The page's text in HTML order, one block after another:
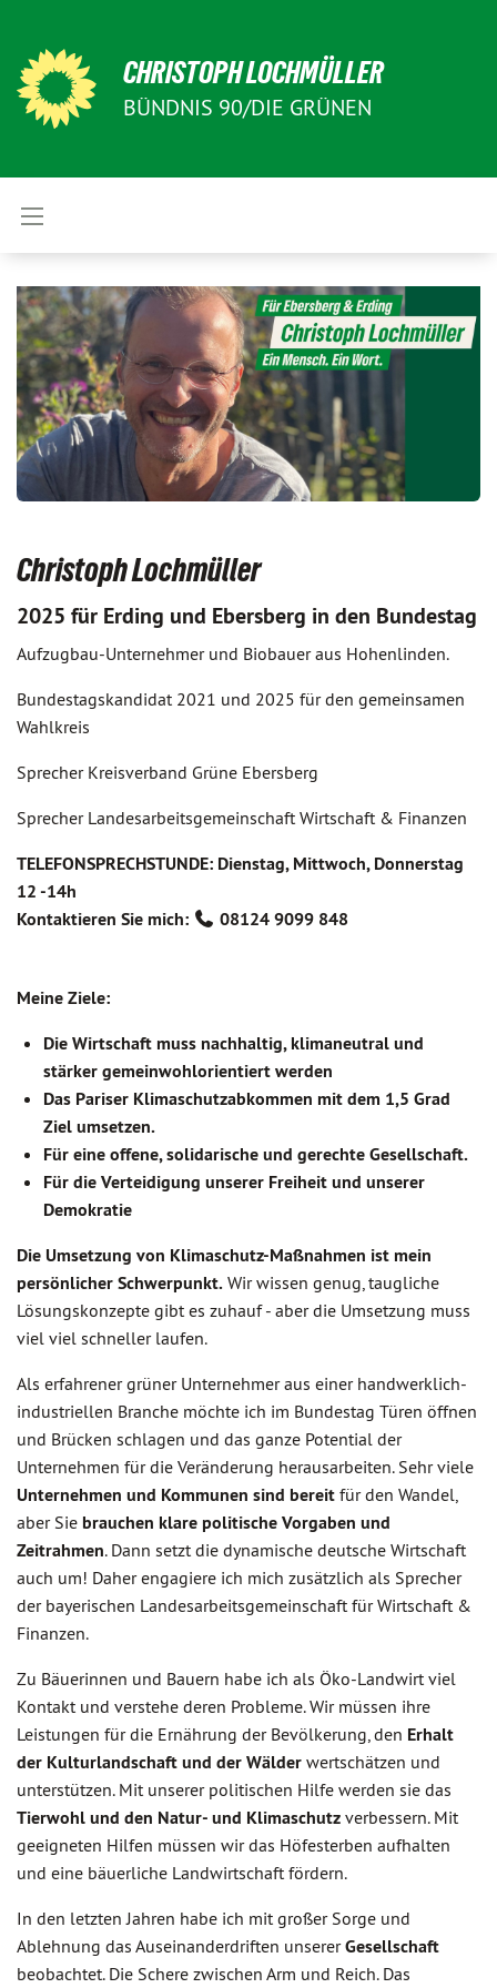
CHRISTOPH LOCHMÜLLER
BÜNDNIS 90/DIE GRÜNEN
Christoph Lochmüller
2025 für Erding und Ebersberg in den Bundestag
Aufzugbau-Unternehmer und Biobauer aus Hohenlinden.
Bundestagskandidat 2021 und 2025 für den gemeinsamen
Wahlkreis
Sprecher Kreisverband Grüne Ebersberg
Sprecher Landesarbeitsgemeinschaft Wirtschaft & Finanzen
TELEFONSPRECHSTUNDE: Dienstag, Mittwoch, Donnerstag
12 -14h
Kontaktieren Sie mich:
08124 9099 848
Meine Ziele:
Die Wirtschaft muss nachhaltig, klimaneutral und
stärker gemeinwohlorientiert werden
Das Pariser Klimaschutzabkommen mit dem 1,5 Grad
Ziel umsetzen.
Für eine offene, solidarische und gerechte Gesellschaft.
Für die Verteidigung unserer Freiheit und unserer
Demokratie
Die Umsetzung von Klimaschutz-Maßnahmen ist mein
persönlicher Schwerpunkt. Wir wissen genug, taugliche
Lösungskonzepte gibt es zuhauf - aber die Umsetzung muss
viel viel schneller laufen.
Als erfahrener grüner Unternehmer aus einer handwerklich-
industriellen Branche möchte ich im Bundestag Türen öffnen
und Brücken schlagen und das ganze Potential der
Unternehmen für die Veränderung herausarbeiten. Sehr viele
Unternehmen und Kommunen sind bereit für den Wandel,
aber Sie brauchen klare politische Vorgaben und
Zeitrahmen. Dann setzt die dynamische deutsche Wirtschaft
auch um! Daher engagiere ich mich zusätzlich als Sprecher
der bayerischen Landesarbeitsgemeinschaft für Wirtschaft &
Finanzen.
Zu Bäuerinnen und Bauern habe ich als Öko-Landwirt viel
Kontakt und verstehe deren Probleme. Wir müssen ihre
Leistungen für die Ernährung der Bevölkerung, den Erhalt
der Kulturlandschaft und der Wälder wertschätzen und
unterstützen. Mit unserer politischen Hilfe werden sie das
Tierwohl und den Natur- und Klimaschutz verbessern. Mit
geeigneten Hilfen müssen wir das Höfesterben aufhalten
und eine bäuerliche Landwirtschaft fördern.
In den letzten Jahren habe ich mit großer Sorge und
Ablehnung das Auseinanderdriften unsererGesellschaft
beobachtet. Die Schere zwischen Arm und Reich. Das